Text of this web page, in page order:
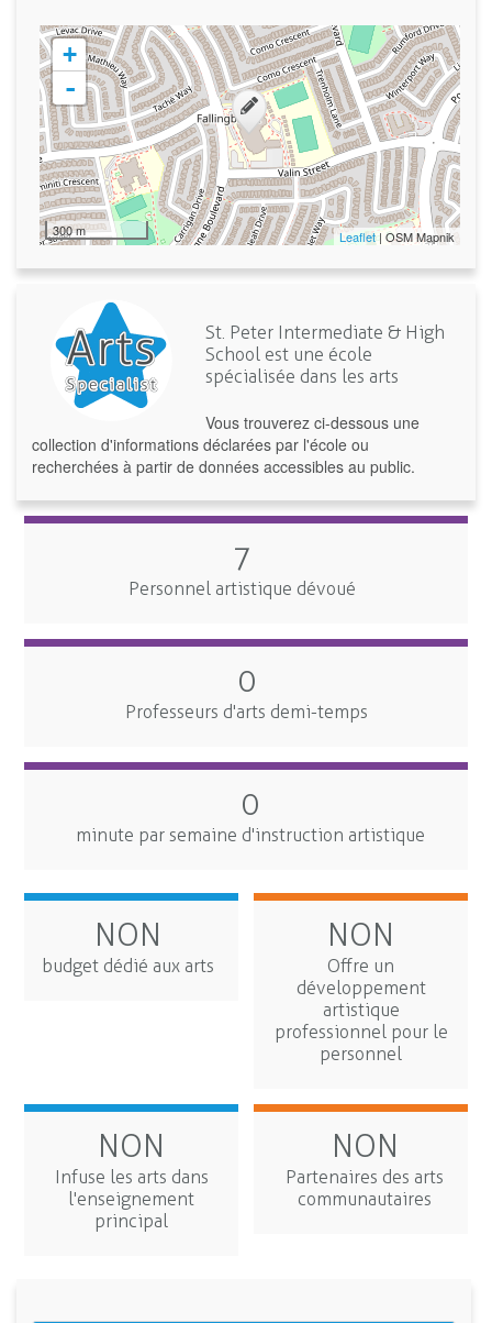
+
-
300 m Leaflet| OSM Mapnik
St. Peter Intermediate & High
School est une école
spécialisée dans les arts
Vous trouverez ci-dessous une
collection d'informations déclarées par l'école ou
recherchées à partir de données accessibles au public.
7
Personnel artistique dévoué
0
Professeurs d'arts demi-temps
0
minute par semaine d'instruction artistique
NON
budget dédié aux arts
NON
Offre un
développement
artistique
professionnel pour le
personnel
NON
Infuse les arts dans
l'enseignement
principal
NON
Partenaires des arts
communautaires